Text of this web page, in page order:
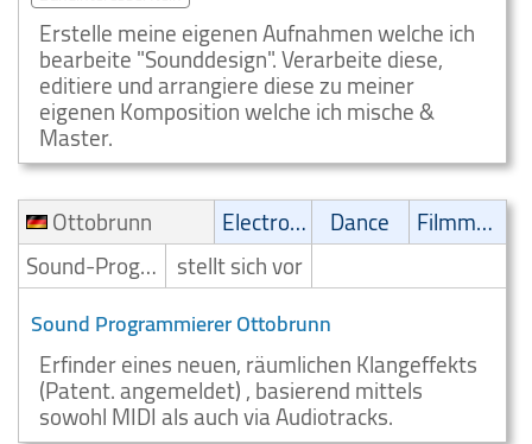
Erstelle meine eigenen Aufnahmen welche ich
bearbeite "Sounddesign". Verarbeite diese,
editiere und arrangiere diese zu meiner
eigenen Komposition welche ich mische &
Master.
Ottobrunn
Electronic Dance
Filmmusik
Sound-Programmierer stellt sich vor
Sound Programmierer Ottobrunn
Erfinder eines neuen, räumlichen Klangeffekts
(Patent. angemeldet) , basierend mittels
sowohl MIDI als auch via Audiotracks.